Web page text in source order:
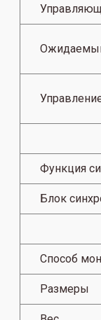
Функция
Блок
Способ
Размеры